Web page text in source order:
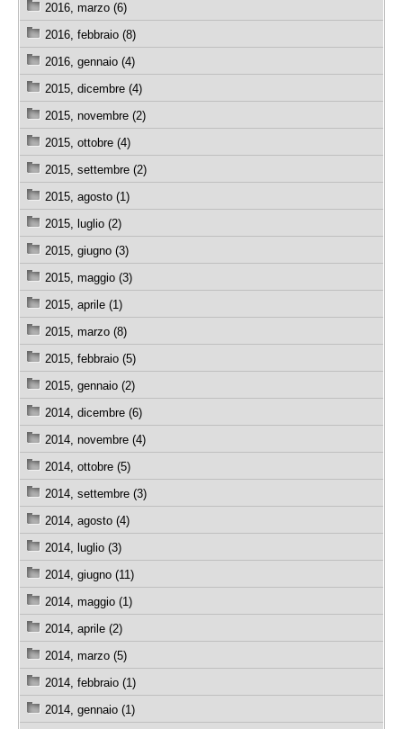
2016, marzo (6)
2016, febbraio (8)
2016, gennaio (4)
2015, dicembre (4)
2015, novembre (2)
2015, ottobre (4)
2015, settembre (2)
2015, agosto (1)
2015, luglio (2)
2015, giugno (3)
2015, maggio (3)
2015, aprile (1)
2015, marzo (8)
2015, febbraio (5)
2015, gennaio (2)
2014, dicembre (6)
2014, novembre (4)
2014, ottobre (5)
2014, settembre (3)
2014, agosto (4)
2014, luglio (3)
2014, giugno (11)
2014, maggio (1)
2014, aprile (2)
2014, marzo (5)
2014, febbraio (1)
2014, gennaio (1)